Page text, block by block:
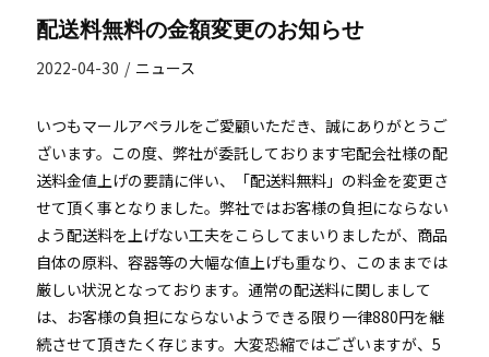
配送料無料の金額変更のお知らせ
2022-04-30 / ニュース
いつもマールアペラルをご愛顧いただき、誠にありがとうご
ざいます。この度、弊社が委託しております宅配会社様の配
送料金値上げの要請に伴い、「配送料無料」の料金を変更さ
せて頂く事となりました。弊社ではお客様の負担にならない
よう配送料を上げない工夫をこらしてまいりましたが、商品
自体の原料、容器等の大幅な値上げも重なり、このままでは
厳しい状況となっております。通常の配送料に関しまして
は、お客様の負担にならないようできる限り一律880円を継
続させて頂きたく存じます。大変恐縮ではございますが、5